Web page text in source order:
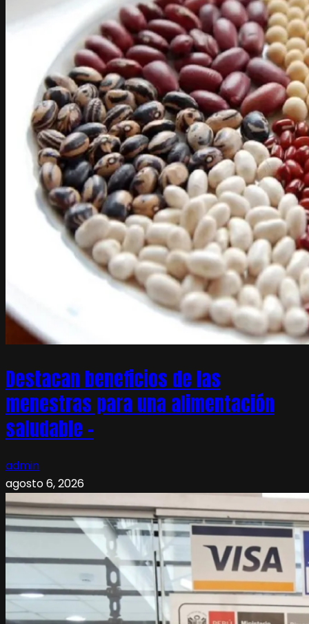
Destacan beneficios de las
menestras para una alimentación
saludable –
admin
agosto 6, 2026